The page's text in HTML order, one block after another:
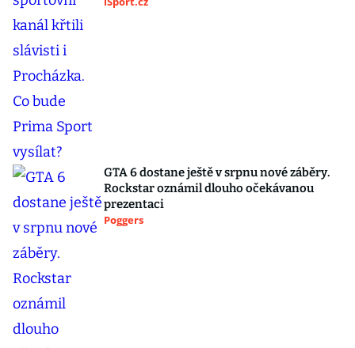
GTA 6 dostane ještě v srpnu nové záběry.
Rockstar oznámil dlouho očekávanou
prezentaci
Poggers